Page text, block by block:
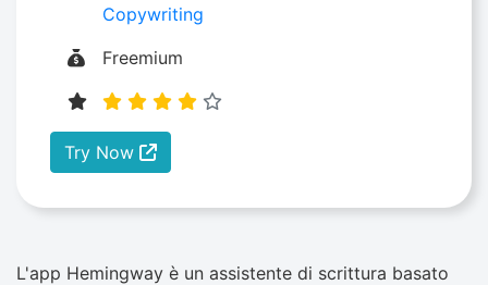
Copywriting
Freemium
Try Now
L'app Hemingway è un assistente di scrittura basato